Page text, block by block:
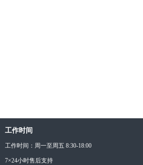
工作时间
工作时间：周一至周五 8:30-18:00
7×24小时售后支持